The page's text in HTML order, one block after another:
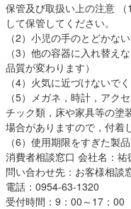
保管及び取扱い上の注意
して保管してください。
（2）小児の手のとどかな
（3）他の容器に入れ替え
品質が変わります）
（4）火気に近づけないでく
（5）メガネ，時計，アク
チック類，床や家具等の塗
場合がありますので，付着
（6）使用期限をすぎた製
消費者相談窓口 会社名：
問い合わせ先：お客様相談
電話：0954-63-1320
受付時間：9：00～17：00